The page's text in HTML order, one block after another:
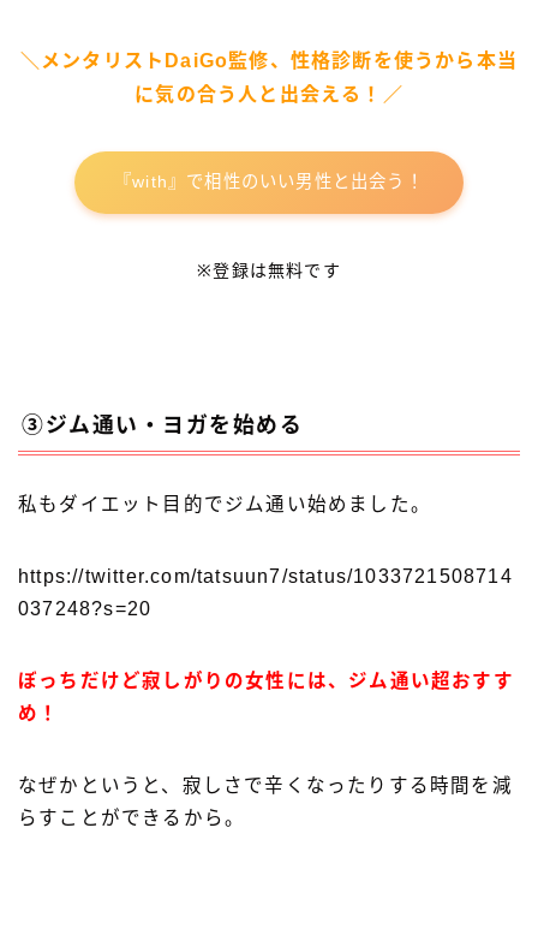
＼メンタリストDaiGo監修、性格診断を使うから本当
に気の合う人と出会える！／
『with』で相性のいい男性と出会う！
※登録は無料です
③ジム通い・ヨガを始める
私もダイエット目的でジム通い始めました。
https://twitter.com/tatsuun7/status/1033721508714
037248?s=20
ぼっちだけど寂しがりの女性には、ジム通い超おすす
め！
なぜかというと、寂しさで辛くなったりする時間を減
らすことができるから。